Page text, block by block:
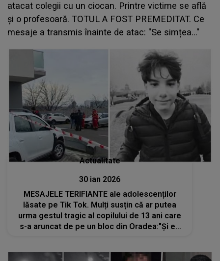
atacat colegii cu un ciocan. Printre victime se află
și o profesoară. TOTUL A FOST PREMEDITAT. Ce
mesaje a transmis înainte de atac: "Se simțea..."
Actualitate
30 ian 2026
MESAJELE TERIFIANTE ale adolescenților
lăsate pe Tik Tok. Mulți susțin că ar putea
urma gestul tragic al copilului de 13 ani care
s-a aruncat de pe un bloc din Oradea:"Și eu